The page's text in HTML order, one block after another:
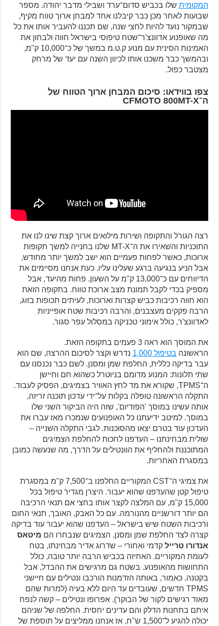
המקומית שלו בכביש סדום־ערד ושבילי מדבר יהודה. מספר
שבועות לאחר מכן כבר קיבלנו אחד למבחן ארוך טווח מקיף,
שבמקור נועד להיות לחצי שנה, שם תכננו להעביר אותו את כל
מה שאופנוע אדוונצ'ר־שטח טיפוסי בישראל חווה ולבחון את
האמינות הסינית עם מנוע ק.ט.מ במשך של כ־10,000 ק"מ,
ובהמשך כבר משכנו אותו לכיוון השנה עם יעד של מרחק
מצטבר כפול.
צפו בווידאו: סיכום המבחן ארוך הטווח של
ה־CFMOTO 800MT-X
רצה הגורל והתקופה ושירות מילואים ארוך קצת שינו לנו את
התוכניות והשאירו את ה־MT-X שלנו בחנייה למשך תקופות
ארוכות, כאשר לפחות פעמיים הוא ישב למשך יותר מחודש,
אבל הניע בנגיעה ברגע שעלינו עליו. כעת אנחנו מסיימים את
הדיווחים עם כ־13,000 ק"מ על השעון. פחות מהיעד, אבל
מספיק בכדי לקבל תמונת מצב ארוכת טווח. בתקופה הזאת
הוא חווה רכיבות כביש קצרות וארוכות, לעיתים תכופות בזוג,
הרבה פקקים מעצבנים, והרבה רכיבות שטח אופייניות
לאדוונצ'ר, כולל אימוני טכניקה במסלול עפר סגור.
את המוסך הוא ראה 3 פעמים בתקופה הזאת.
הראשונה בטיפול 1,000
נדרש וקצר לסיכום ההרצה, שם הוא
עבר בדיקה כללית, החלפת שמן ומסנן. לשם כבר נכנסנו עם
שתי תלונות: המנוע מדומם בניוטרל כשהוא חם וחיישן
ה־TPMS, שקורא את מד לחץ האוויר בצמיגים, הפסיק לעבוד.
התקלה הראשונה טופלה בקלות על־ידי עדכון תוכנה זריזה,
אותה עשינו במוסך 'הפודיום', שזה היה הביקור השני שלו
במוסך. למיטב ידיעתנו כל האופנועים שנמכרו מאז עברו את
העדכון עוד בטרם יצאו מהסוכנות. לגבי התקלה השנייה –
שולית מבחינתנו – העדפנו לחכות להחלפת הצמיגים
המתוכננת ולהחליף את הוונטילים על הדרך, מה שנעשה כמובן
במסגרת האחריות.
את צמיגי ה־CST המקוריים החלפנו ב־7,500 ק"מ במסגרת
טיפול קטן שהעדפנו שהוא יעבור. היצרן מגדיר טיפול בכל
15,000 ק"מ, עם המלצה לקצר אותו בחצי אם תנאי הרכיבה
הם יותר דורשניים מהנורמה. עם כל האבק, האובך, תנאי החום
ורכיבות השטח שיש בישראל – העדפנו שהוא יעבור עוד בדיקה
קצרה לצד החלפת שמן ומסנן. הצמיגים שנבחרו הם מיטאס
אנדורו טרייל קדמי ואחורי – שדרוג אדיר מבחינתו, בטח
לעומת המקוריים. האחיזה בכביש הרבה יותר טובה, כולל
התחושות מהאופנוע. בשטח גם מרגישים את ההבדל, אבל
בקטנה. כאמור, באותה הזדמנות הורכבו ונטילים עם חיישני
TPMS חדשים, שעובדים עד היום ללא בעיה (למרות שהם
מאוד רגישים לקור של הבוקר). אפרופו ונטילים – קשה לנפח
איתם בתחנות הדלק והם עדינים יחסית. החלפה של שניהם
יכולה להגיע ל־1,500 ש"ח, אז אנחנו ממליצים על תוספת של